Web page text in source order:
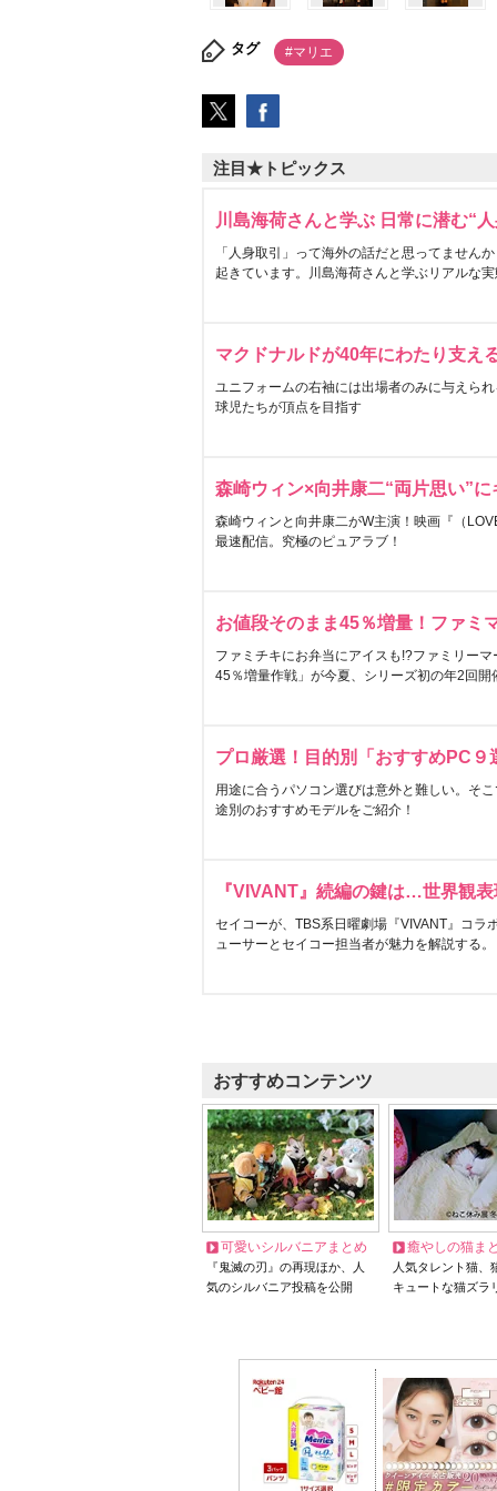
タグ #マリエ
注目★トピックス
川島海荷さんと学ぶ 日常に潜む“
「人身取引」って海外の話だと思ってません
起きています。川島海荷さんと学ぶリアルな
マクドナルドが40年にわたり支え
ユニフォームの右袖には出場者のみに与えら
球児たちが頂点を目指す
森崎ウィン×向井康二“両片思い”
森崎ウィンと向井康二がW主演！映画『（
最速配信。究極のピュアラブ！
お値段そのまま45％増量！ファミ
ファミチキにお弁当にアイスも!?ファミリー
45％増量作戦」が今夏、シリーズ初の年2回開
プロ厳選！目的別「おすすめPC９
用途に合うパソコン選びは意外と難しい。そ
途別のおすすめモデルをご紹介！
『VIVANT』続編の鍵は…世界観
セイコーが、TBS系日曜劇場『VIVANT』コラ
ューサーとセイコー担当者が魅力を解説する。
おすすめコンテンツ
可愛いシルバニアまとめ
『鬼滅の刃』の再現ほか、人
気のシルバニア投稿を公開
癒やしの猫ま
人気タレント猫
キュートな猫ズラ